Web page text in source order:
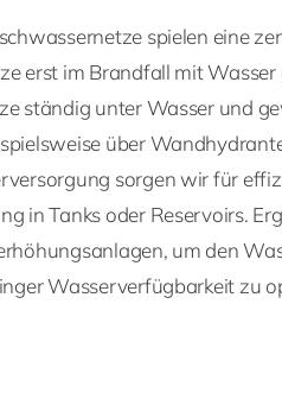
spielen eine
erst im Brandfall mit
ständig unter Wasser und
über
sorgen wir für
in Tanks oder Reservoirs.
um den
Wasserverfügbarkeit zu